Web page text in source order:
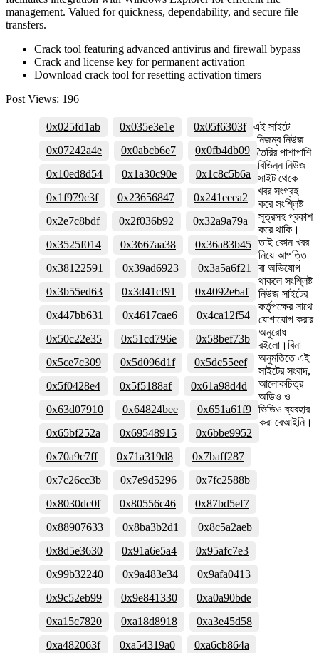
management. Valued for quickness, dependability, and secure file
transfers.
Crack tool featuring advanced antivirus and firewall bypass
Crack and license key for permanent activation
Download crack tool for resetting activation timers
Post Views: 196
0x025fd1ab 0x035e3e1e
0x05f6303f
0x07242a4e
0x0abcb6e7
0x0fb4db09
0x10ed8d54
0x1a30c90e
0x1c8c5b6a
0x1f979c3f
0x23656847
0x241eeea2
0x2e7c8bdf
0x2f036b92
0x32a9a79a
0x3525f014
0x3667aa38
0x36a83b45
0x38122591
0x39ad6923
0x3a5a6f21
0x3b55ed63
0x3d41cf91
0x4092e6af
0x447bb631
0x4617cae6
0x4ca12f54
0x50c22e35
0x51cd796e
0x58bef73b
0x5ce7c309
0x5d096d1f
0x5dc55eef
0x5f0428e4
0x5f5188af
0x61a98d4d
0x63d07910
0x64824bee
0x651a61f9
0x65bf252a
0x69548915
0x6bbe9952
0x70a9c7ff
0x71a319d8
0x7baff287
0x7c26cc3b
0x7e9d5296
0x7fc2588b
0x8030dc0f
0x80556c46
0x87bd5ef7
0x88907633
0x8ba3b2d1
0x8c5a2aeb
0x8d5e3630
0x91a6e5a4
0x95afc7e3
0x99b32240
0x9a483e34
0x9afa0413
0x9c52eb99
0x9e841330
0xa0a90bde
0xa15c7820
0xa18d8918
0xa3e45d58
0xa482063f
0xa54319a0
0xa6cb864a
এই সাইটে
নিজম্ব নিউজ
তৈরির পাশাপাশি
বিভিন্ন নিউজ
সাইট থেকে
খবর সংগ্রহ
করে সংশ্লিষ্ট
সূত্রসহ প্রকাশ
করে থাকি।
তাই কোন খবর
নিয়ে আপত্তি
বা অভিযোগ
থাকলে সংশ্লিষ্ট
নিউজ সাইটের
কর্তৃপক্ষের সাথে
যোগাযোগ করার
অনুরোধ
রইলো।বিনা
অনুমতিতে এই
সাইটের সংবাদ,
আলোকচিত্র
অডিও ও
ভিডিও ব্যবহার
করা বেআইনি।